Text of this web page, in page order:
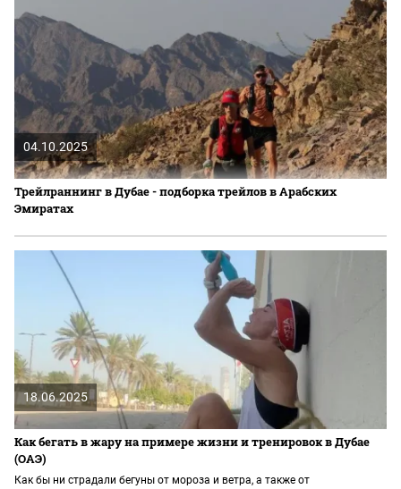
04.10.2025
Трейлраннинг в Дубае - подборка трейлов в Арабских
Эмиратах
18.06.2025
Как бегать в жару на примере жизни и тренировок в Дубае
(ОАЭ)
Как бы ни страдали бегуны от мороза и ветра, а также от